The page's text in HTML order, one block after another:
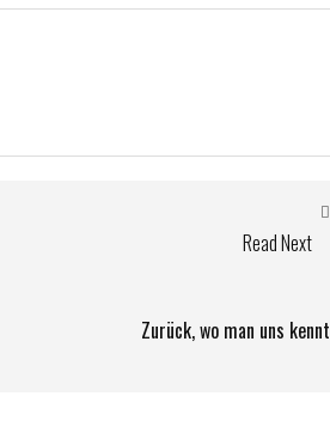
Read Next
Zurück, wo man uns kennt